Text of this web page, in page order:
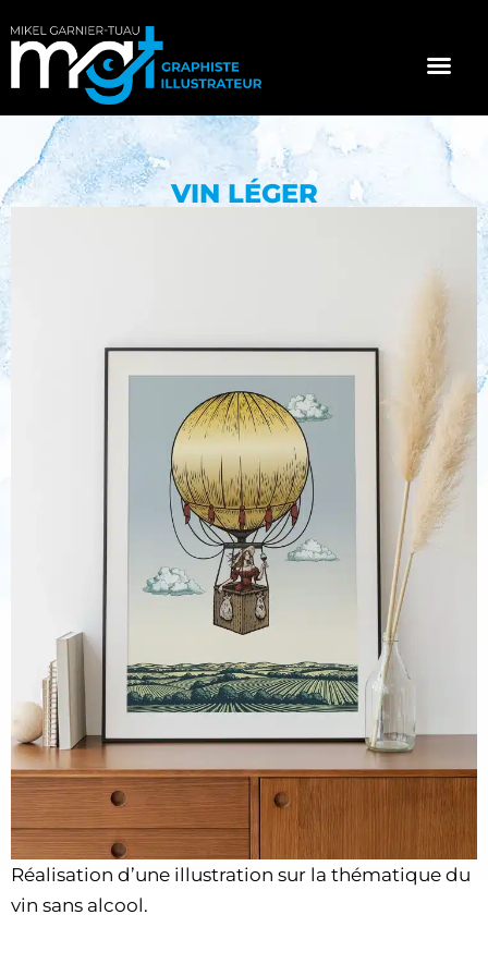
VIN LÉGER
Réalisation d’une illustration sur la thématique du
vin sans alcool.